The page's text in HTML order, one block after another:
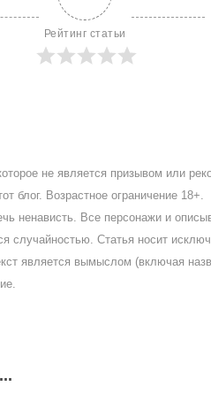
Рейтинг статьи
не является призывом или
блог. Возрастное ограничение 18+.
ненависть. Все персонажи и
Статья носит
является вымыслом (включая